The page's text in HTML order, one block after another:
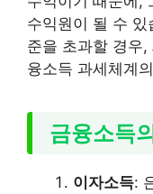
수익원이 될 수
준을 초과할 경우
융소득 과세체계
금융소득
이자소득: